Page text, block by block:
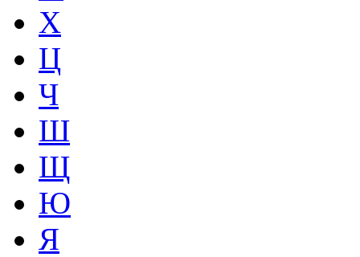
Х
Ц
Ч
Ш
Щ
Ю
Я